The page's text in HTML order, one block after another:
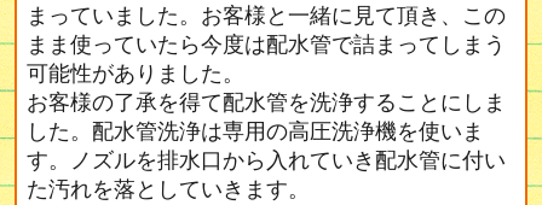
まっていました。お客様と一緒に見て頂き、この
まま使っていたら今度は配水管で詰まってしまう
可能性がありました。
お客様の了承を得て配水管を洗浄することにしま
した。配水管洗浄は専用の高圧洗浄機を使いま
す。ノズルを排水口から入れていき配水管に付い
た汚れを落としていきます。